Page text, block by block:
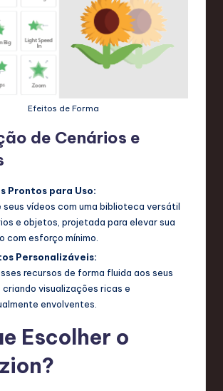
Efeitos de Forma
de Cenários e
Prontos para Uso:
seus vídeos com uma biblioteca versátil
e objetos, projetada para elevar sua
com esforço mínimo.
Personalizáveis:
recursos de forma fluida aos seus
criando visualizações ricas e
envolventes.
Escolher o